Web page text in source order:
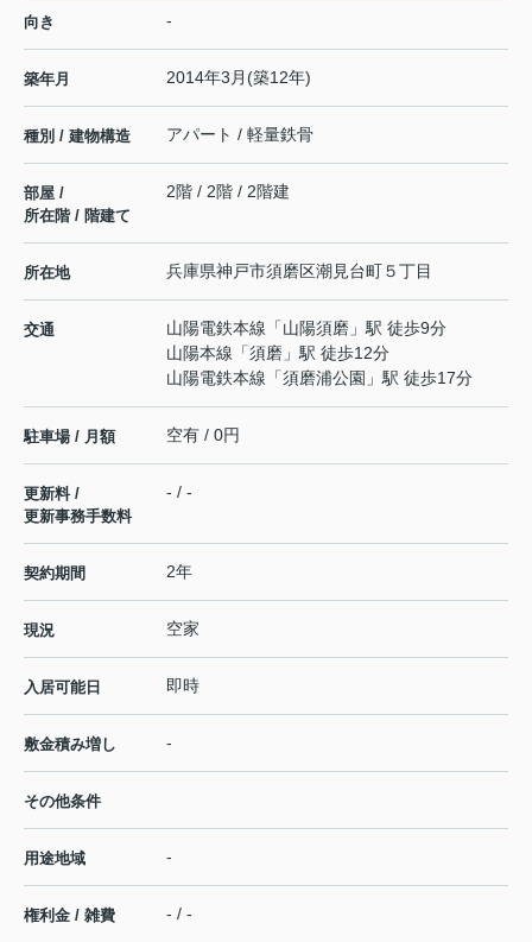
向き -
築年月 2014年3月(築12年)
種別 / 建物構造 アパート / 軽量鉄骨
部屋 /
所在階 / 階建て
2階 / 2階 / 2階建
所在地 兵庫県神戸市須磨区潮見台町５丁目
交通 山陽電鉄本線 「山陽須磨 」駅 徒歩9分
山陽本線 「須磨 」駅 徒歩12分
山陽電鉄本線 「須磨浦公園 」駅 徒歩17分
駐車場 / 月額 空有 / 0円
更新料 /
更新事務手数料
- / -
契約期間 2年
現況 空家
入居可能日 即時
敷金積み増し -
その他条件
用途地域 -
権利金 / 雑費 - / -